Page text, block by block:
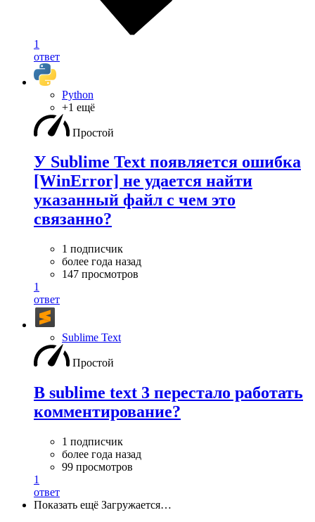
1
ответ
Python
+1 ещё
Простой
У Sublime Text появляется ошибка
[WinError] не удается найти
указанный файл с чем это
связанно?
1 подписчик
более года назад
147 просмотров
1
ответ
Sublime Text
Простой
В sublime text 3 перестало работать
комментирование?
1 подписчик
более года назад
99 просмотров
1
ответ
Показать ещё Загружается…